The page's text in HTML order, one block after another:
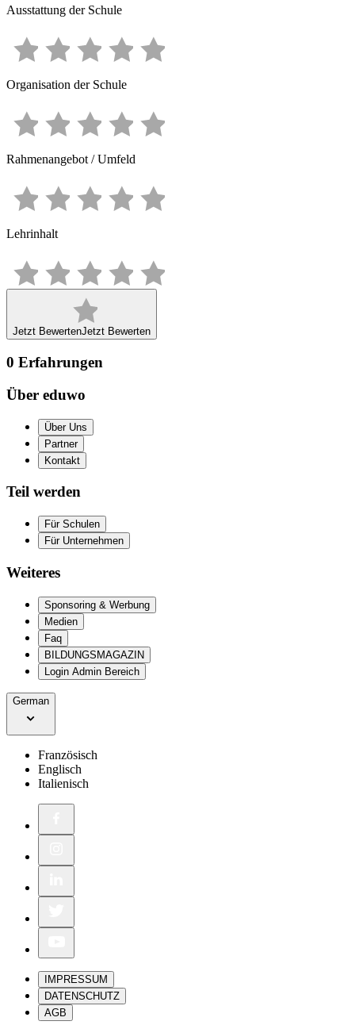
Ausstattung der Schule
Organisation der Schule
Rahmenangebot / Umfeld
Lehrinhalt
Jetzt BewertenJetzt Bewerten
0 Erfahrungen
Über eduwo
Über Uns
Partner
Kontakt
Teil werden
Für Schulen
Für Unternehmen
Weiteres
Sponsoring & Werbung
Medien
Faq
BILDUNGSMAGAZIN
Login Admin Bereich
German
Französisch
Englisch
Italienisch
IMPRESSUM
DATENSCHUTZ
AGB